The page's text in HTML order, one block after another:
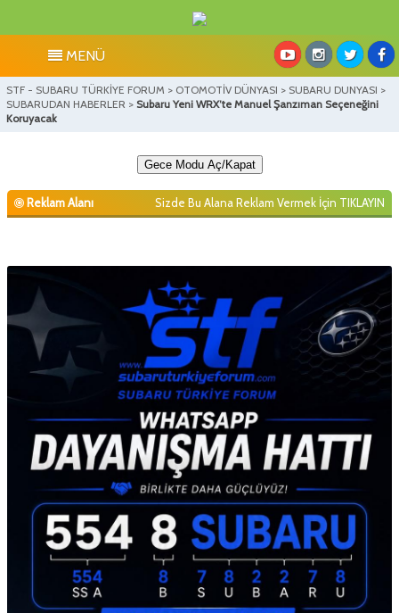
MENÜ
STF - SUBARU TÜRKİYE FORUM > OTOMOTİV DÜNYASI > SUBARU DUNYASI >
SUBARUDAN HABERLER > Subaru Yeni WRX’te Manuel Şanzıman Seçeneğini
Koruyacak
Gece Modu Aç/Kapat
Reklam Alanı Sizde Bu Alana Reklam Vermek İçin TIKLAYIN